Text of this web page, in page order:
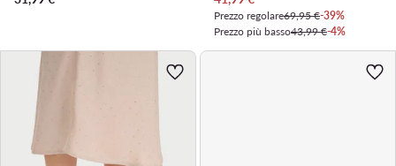
Prezzo regolare69,95 €-39%
Prezzo più basso43,99 €-4%